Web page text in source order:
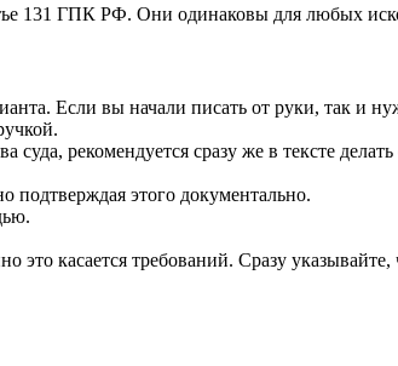
131 ГПК РФ. Они одинаковы для любых
Если вы начали писать от руки, так и
рекомендуется сразу же в тексте
подтверждая этого документально.
касается требований. Сразу указывайте,